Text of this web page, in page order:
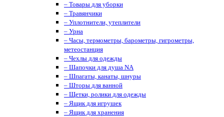
– Товары для уборки
– Травянчики
– Уплотнители, утеплители
– Урна
– Часы, термометры, барометры, гигрометры,
метеостанция
– Чехлы для одежды
– Шапочки для душа NA
– Шпагаты, канаты, шнуры
– Шторы для ванной
– Щетки, ролики для одежды
– Ящик для игрушек
– Ящик для хранения